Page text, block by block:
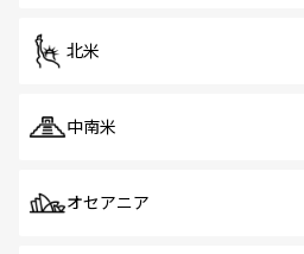
北米
中南米
オセアニア